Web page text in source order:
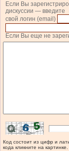
Если Вы
дискуссии — введите
свой логин (email)
Если Вы еще не
Код состоит из цифр и
кода кликните на картинке.